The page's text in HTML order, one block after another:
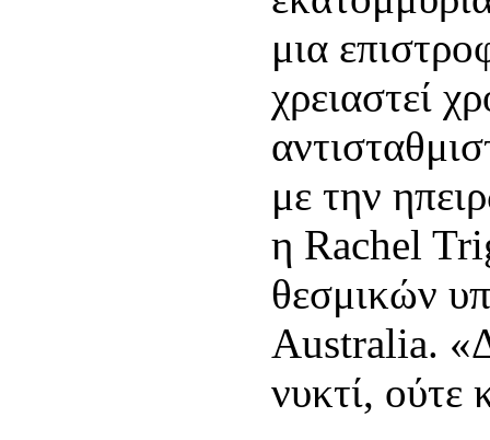
μια
χρειαστεί
με την
η Rachel
θεσμικών
Australia.
νυκτί, ούτε